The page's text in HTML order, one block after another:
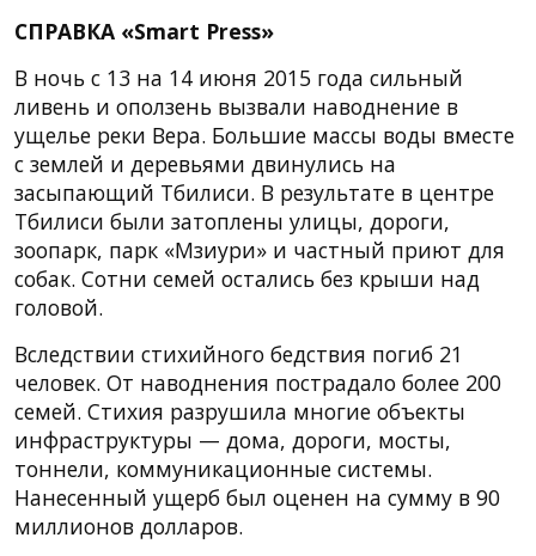
СПРАВКА «Smart Press»
В ночь c 13 на 14 июня 2015 года сильный
ливень и оползень вызвали наводнение в
ущелье реки Вера. Большие массы воды вместе
с землей и деревьями двинулись на
засыпающий Тбилиси. В результате в центре
Тбилиси были затоплены улицы, дороги,
зоопарк, парк «Мзиури» и частный приют для
собак. Сотни семей остались без крыши над
головой.
Вследствии стихийного бедствия погиб 21
человек. От наводнения пострадало более 200
семей. Стихия разрушила многие объекты
инфраструктуры — дома, дороги, мосты,
тоннели, коммуникационные системы.
Нанесенный ущерб был оценен на сумму в 90
миллионов долларов.